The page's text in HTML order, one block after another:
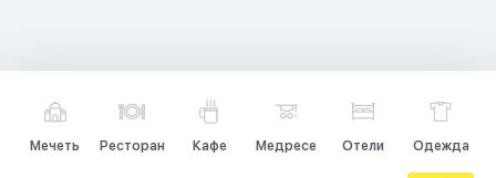
Мечеть Ресторан Кафе Медресе Отели Одежда